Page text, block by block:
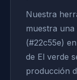
Nuestra
muestra
(#22c55e)
de El verde
producción